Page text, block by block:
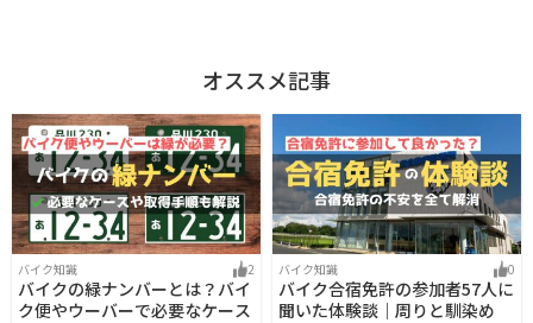
オススメ記事
バイク知識 2
バイクの緑ナンバーとは？バイ
ク便やウーバーで必要なケース
バイク知識 0
バイク合宿免許の参加者57人に
聞いた体験談｜周りと馴染め